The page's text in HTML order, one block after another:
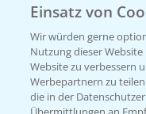
BROSCHÜREN
Ackerbau
Saatgut
Sonderkulturen
Einsatz von
Wir würden gerne
Nutzung dieser
Website zu verbessern
Werbepartnern zu
die in der